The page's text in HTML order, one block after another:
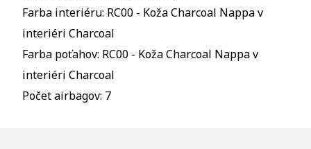
Farba interiéru: RC00 - Koža Charcoal Nappa v
interiéri Charcoal
Farba poťahov: RC00 - Koža Charcoal Nappa v
interiéri Charcoal
Počet airbagov: 7